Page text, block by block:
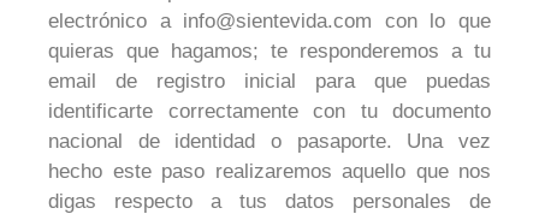
electrónico a info@sientevida.com con lo que
quieras que hagamos; te responderemos a tu
email de registro inicial para que puedas
identificarte correctamente con tu documento
nacional de identidad o pasaporte. Una vez
hecho este paso realizaremos aquello que nos
digas respecto a tus datos personales de